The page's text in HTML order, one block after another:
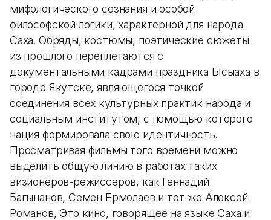
мифологического сознания и особой
философской логики, характерной для народа
Саха. Обряды, костюмы, поэтические сюжеты
из прошлого переплетаются с
документальными кадрами праздника Ысыаха в
городе Якутске, являющегося точкой
соединения всех культурных практик народа и
социальным институтом, с помощью которого
нация формировала свою идентичность.
Просматривая фильмы того времени можно
выделить общую линию в работах таких
визионеров-режиссеров, как Геннадий
Багынанов, Семен Ермолаев и тот же Алексей
Романов, Это кино, говорящее на языке Саха и